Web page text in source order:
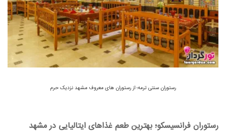
رستوران سنتی ترمه؛ از رستوران های معروف مشهد نزدیک حرم
رستوران فرانسیسکو؛ بهترین طعم غذاهای ایتالیایی در مشهد